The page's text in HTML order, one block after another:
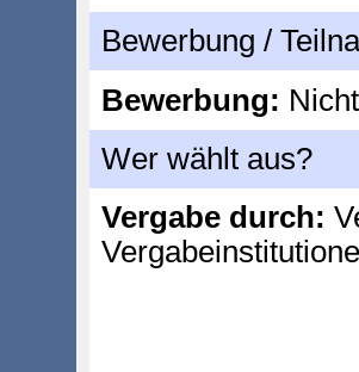
Bewerbung /
Bewerbung:
Wer wählt aus?
Vergabe durch: